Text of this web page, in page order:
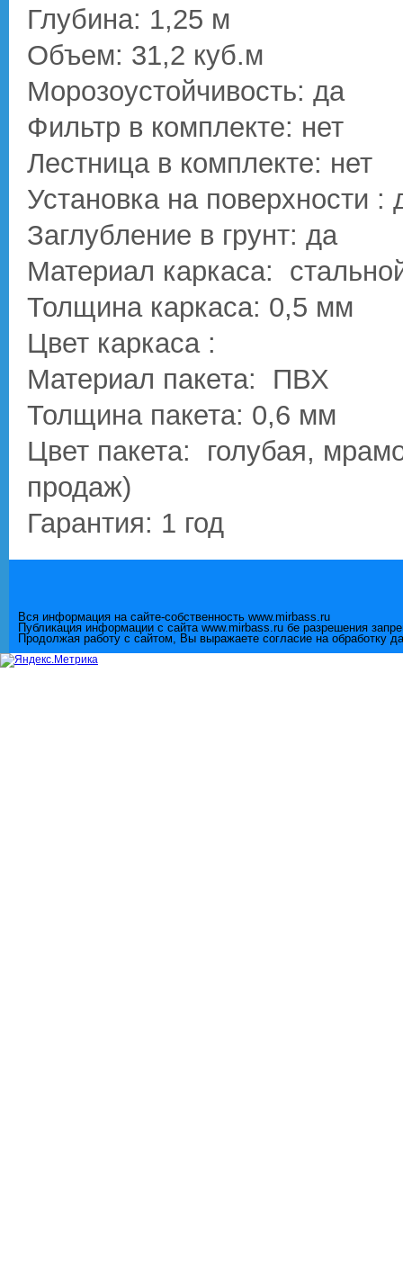
Глубина: 1,25 м
Объем: 31,2 куб.м
Морозоустойчивость: да
Фильтр в комплекте: нет
Лестница в комплекте: нет
Установка на поверхности :
Заглубление в грунт: да
Материал каркаса:
Толщина каркаса: 0,5 мм
Цвет каркаса :
Материал пакета: ПВХ
Толщина пакета: 0,6 мм
Цвет пакета: голубая,
продаж)
Гарантия: 1 год
Вся информация на сайте-собственность www.mirbass.ru
Публикация информации с сайта www.mirbass.ru бе разрешения
Продолжая работу с сайтом, Вы выражаете согласие на обработку